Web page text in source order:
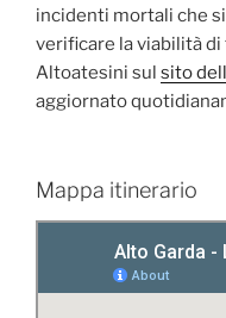
incidenti mortali che
verificare la viabilità
Altoatesini sul sito
aggiornato
Mappa itinerario